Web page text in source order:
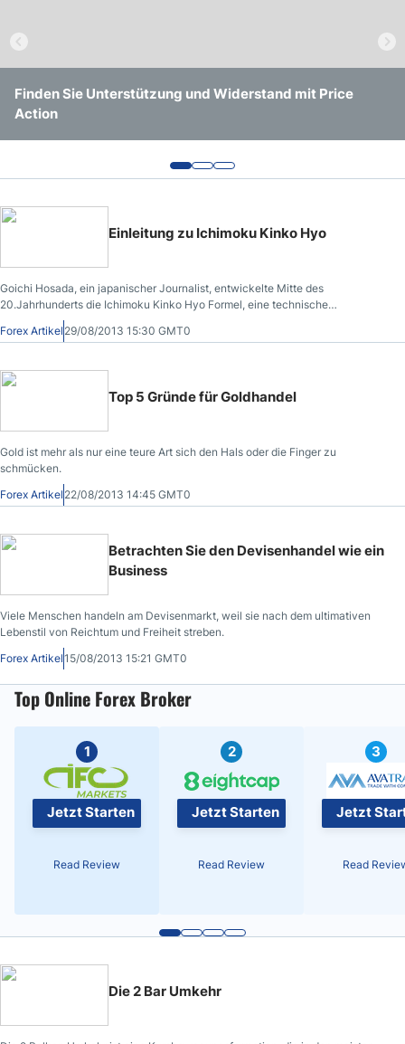
Finden Sie Unterstützung und Widerstand mit Price
Action
Wie Man Auch Ohne Forex News Handelt
Wie Oft Handeln professionelle Devisenhändler
Tatsächlich?
Einleitung zu Ichimoku Kinko Hyo
Goichi Hosada, ein japanischer Journalist, entwickelte Mitte des
20.Jahrhunderts die Ichimoku Kinko Hyo Formel, eine technische
Marktanalyse, die 1968 nach jahrelangen Tests von Hosada und seinen
Studenten der Öffentlichkeit vorgestellt wurde.
Forex Artikel 29/08/2013 15:30 GMT0
Top 5 Gründe für Goldhandel
Gold ist mehr als nur eine teure Art sich den Hals oder die Finger zu
schmücken.
Forex Artikel 22/08/2013 14:45 GMT0
Betrachten Sie den Devisenhandel wie ein
Business
Viele Menschen handeln am Devisenmarkt, weil sie nach dem ultimativen
Lebenstil von Reichtum und Freiheit streben.
Forex Artikel15/08/2013 15:21 GMT0
Top Online Forex Broker
1
Jetzt Starten
Read Review
2
Jetzt Starten
Read Review
3
Jetzt
Read
Die 2 Bar Umkehr